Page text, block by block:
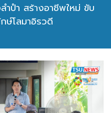
ปำ สร้างอาชีพใหม่ ขับ
ษ์โลมาอิรวดี